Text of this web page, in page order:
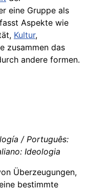
eine Gruppe als
Aspekte wie
Kultur,
zusammen das
andere formen.
/ Português:
Ideologia
Überzeugungen,
bestimmte